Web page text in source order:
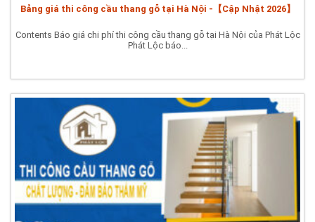
Bảng giá thi công cầu thang gỗ tại Hà Nội -【Cập Nhật 2026】
Contents Báo giá chi phí thi công cầu thang gỗ tại Hà Nội của Phát Lộc
Phát Lộc báo...